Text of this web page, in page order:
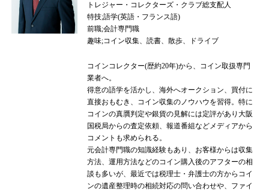
トレジャー・コレクターズ・クラブ総支配人
特技;語学(英語・フランス語)
前職;会計専門職
趣味;コイン収集、読書、散歩、ドライブ
コインコレクター(歴約20年)から、コイン取扱専門
業者へ。
得意の語学を活かし、海外へオークション、買付に
直接おもむき、コイン収集のノウハウを習得。特に
コインの真贋判定や銀貨の見解には定評があり大阪
国税局からの査定依頼、報道番組などメディアから
コメントも求められる。
元会計専門職の知識経験もあり、お客様からは収集
方法、運用方法などのコイン購入後のアフターの相
談も多いが、最近では税理士・弁護士の方からコイ
ンの遺産整理時の相続対応の問い合わせや、ファイ